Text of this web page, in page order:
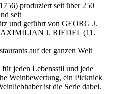
produziert seit über 250
seit
und geführt von GEORG J.
J. RIEDEL (11.
auf der ganzen Welt
jeden Lebensstil und jede
Weinbewertung, ein Picknick
ist die Serie dabei.